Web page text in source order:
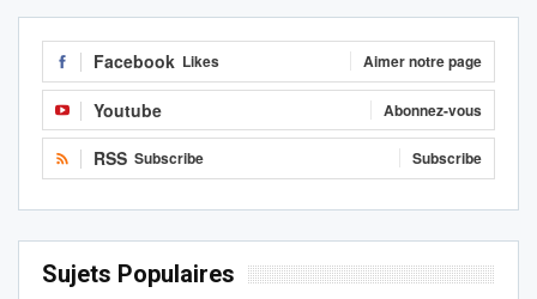
Facebook Likes Aimer notre page
Youtube Abonnez-vous
RSS Subscribe Subscribe
Sujets Populaires